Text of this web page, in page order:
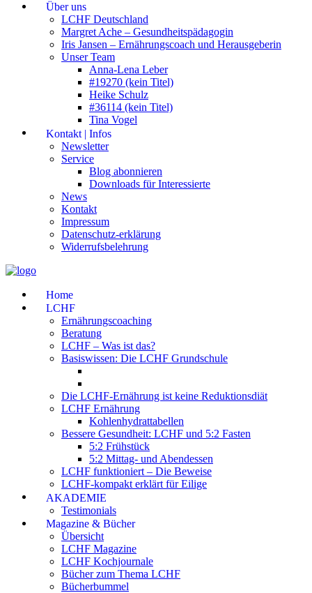
Über uns
LCHF Deutschland
Margret Ache – Gesundheitspädagogin
Iris Jansen – Ernährungscoach und Herausgeberin
Unser Team
Anna-Lena Leber
#19270 (kein Titel)
Heike Schulz
#36114 (kein Titel)
Tina Vogel
Kontakt | Infos
Newsletter
Service
Blog abonnieren
Downloads für Interessierte
News
Kontakt
Impressum
Datenschutz-erklärung
Widerrufsbelehrung
Home
LCHF
Ernährungscoaching
Beratung
LCHF – Was ist das?
Basiswissen: Die LCHF Grundschule
Die LCHF-Ernährung ist keine Reduktionsdiät
LCHF Ernährung
Kohlenhydrattabellen
Bessere Gesundheit: LCHF und 5:2 Fasten
5:2 Frühstück
5:2 Mittag- und Abendessen
LCHF funktioniert – Die Beweise
LCHF-kompakt erklärt für Eilige
AKADEMIE
Testimonials
Magazine & Bücher
Übersicht
LCHF Magazine
LCHF Kochjournale
Bücher zum Thema LCHF
Bücherbummel